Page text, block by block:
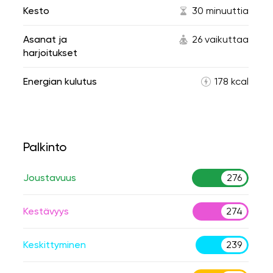
Kesto 30 minuuttia
Asanat ja
harjoitukset
26 vaikuttaa
Energian kulutus 178 kcal
Palkinto
Joustavuus 276
Kestävyys 274
Keskittyminen 239